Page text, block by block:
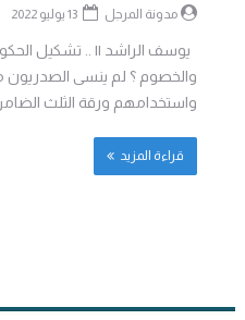
مدونة المرجل
يوسف الراشد || .. تشكيل
والخصوم ؟ لم ينسى الصدريون
واستخدامهم ورقة الثلث
قراءة المزيد